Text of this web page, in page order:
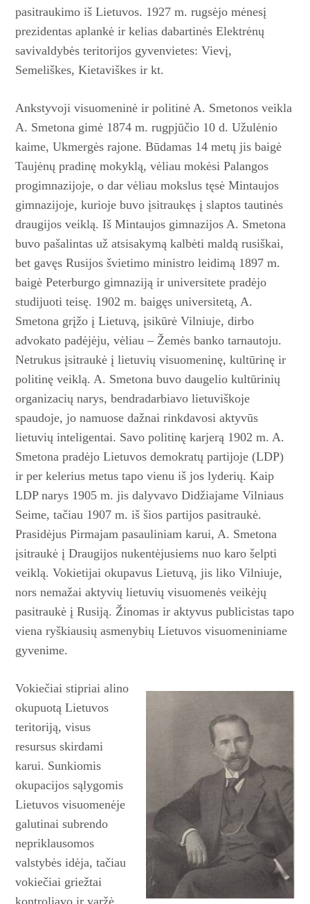
pasitraukimo iš Lietuvos. 1927 m. rugsėjo mėnesį
prezidentas aplankė ir kelias dabartinės Elektrėnų
savivaldybės teritorijos gyvenvietes: Vievį,
Semeliškes, Kietaviškes ir kt.
Ankstyvoji visuomeninė irpolitinė A. Smetonos veikla
A. Smetona gimė 1874 m. rugpjūčio 10 d. Užulėnio
kaime, Ukmergės rajone. Būdamas 14 metų jis baigė
Taujėnų pradinę mokyklą, vėliau mokėsi Palangos
progimnazijoje, o dar vėliau mokslus tęsė Mintaujos
gimnazijoje, kurioje buvo įsitraukęs į slaptos tautinės
draugijos veiklą. Iš Mintaujos gimnazijos A. Smetona
buvo pašalintas už atsisakymą kalbėti maldą rusiškai,
bet gavęs Rusijos švietimo ministro leidimą 1897 m.
baigė Peterburgo gimnaziją ir universitete pradėjo
studijuoti teisę. 1902 m. baigęs universitetą, A.
Smetona grįžo į Lietuvą, įsikūrė Vilniuje, dirbo
advokato padėjėju, vėliau – Žemės banko tarnautoju.
Netrukus įsitraukė į lietuvių visuomeninę, kultūrinę ir
politinę veiklą. A. Smetona buvo daugelio kultūrinių
organizacių narys, bendradarbiavo lietuviškoje
spaudoje, jo namuose dažnai rinkdavosi aktyvūs
lietuvių inteligentai. Savo politinę karjerą 1902 m. A.
Smetona pradėjo Lietuvos demokratų partijoje (LDP)
ir per kelerius metus tapo vienu iš jos lyderių. Kaip
LDP narys 1905 m. jis dalyvavo Didžiajame Vilniaus
Seime, tačiau 1907 m. iš šios partijos pasitraukė.
Prasidėjus Pirmajam pasauliniam karui, A. Smetona
įsitraukė į Draugijos nukentėjusiems nuo karo šelpti
veiklą. Vokietijai okupavus Lietuvą, jis liko Vilniuje,
nors nemažai aktyvių lietuvių visuomenės veikėjų
pasitraukė į Rusiją. Žinomas ir aktyvus publicistas tapo
viena ryškiausių asmenybių Lietuvos vi­suomeniniame
gyvenime.
Vokiečiai stipriai alino
okupuo­tą Lietuvos
teritoriją, visus
resursus skirdami
karui. Sunkiomis
okupacijos sąlygomis
Lietuvos visuomenėje
galutinai subrendo
nepriklausomos
valstybės idėja, tačiau
vokiečiai griežtai
kontroliavo ir varžė